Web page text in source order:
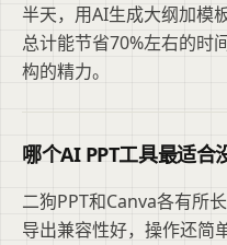
半天，用AI生成大纲加模
总计能节省70%左右的时
构的精力。
哪个AI PPT工具最适合
二狗PPT和Canva各有所
导出兼容性好，操作还简